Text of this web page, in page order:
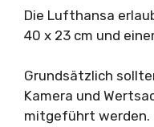
Die Lufthansa
40 x 23 cm und
Grundsätzlich
Kamera und
mitgeführt werden.